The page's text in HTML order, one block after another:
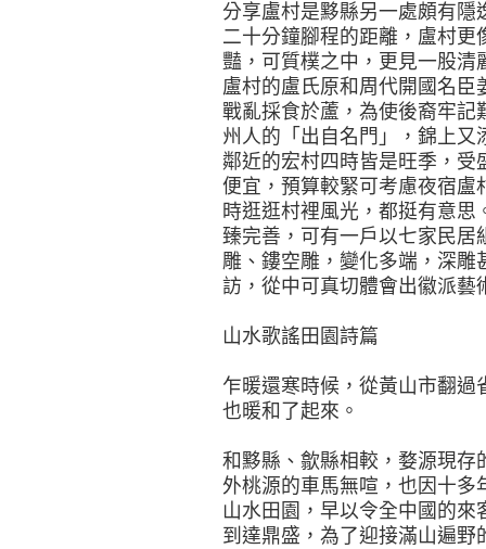
分享盧村是黟縣另一處頗有隱
二十分鐘腳程的距離，盧村
豔，可質樸之中，更見一股清
盧村的盧氏原和周代開國名
戰亂採食於蘆，為使後裔牢記
州人的「出自名門」，錦上又
鄰近的宏村四時皆是旺季，受
便宜，預算較緊可考慮夜宿盧
時逛逛村裡風光，都挺有意
臻完善，可有一戶以七家民居
雕、鏤空雕，變化多端，深
訪，從中可真切體會出徽派藝
山水歌謠田園詩篇
乍暖還寒時候，從黃山市翻
也暖和了起來。
和黟縣、歙縣相較，婺源現存
外桃源的車馬無喧，也因十
山水田園，早以令全中國的
到達鼎盛，為了迎接滿山遍